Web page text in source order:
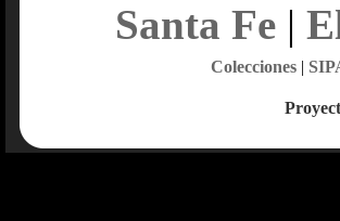
Santa Fe|
Colecciones|